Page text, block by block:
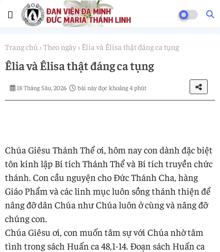
Trang chủ Theo ngày Êlia và Êlisa thật đáng ca tụng
Êlia và Êlisa thật đáng ca tụng
18 Tháng Sáu, 2026 bài này đọc khoảng 4 phút
Chúa Giêsu Thánh Thể ơi, hôm nay con dành đặc biệt
tôn kính lập Bí tích Thánh Thể và Bí tích truyền chức
thánh. Con cầu nguyện cho Đức Thánh Cha, hàng
Giáo Phẩm và các linh mục luôn sồng thánh thiện để
nâng đỡ dân Chúa như Chúa luôn ở cùng và nâng đỡ
chúng con.
Chúa Giêsu ơi, con muốn tâm sự với Chúa nhờ tâm
tình trong sách Huấn ca 48,1-14. Đoạn sách Huấn ca